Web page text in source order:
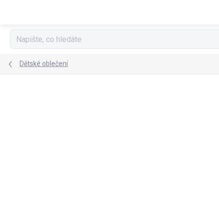
Dětské oblečení